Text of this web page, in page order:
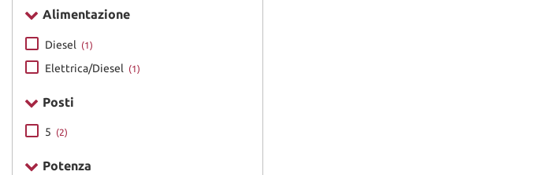
Alimentazione
Diesel (1)
Elettrica/Diesel (1)
Posti
5 (2)
Potenza